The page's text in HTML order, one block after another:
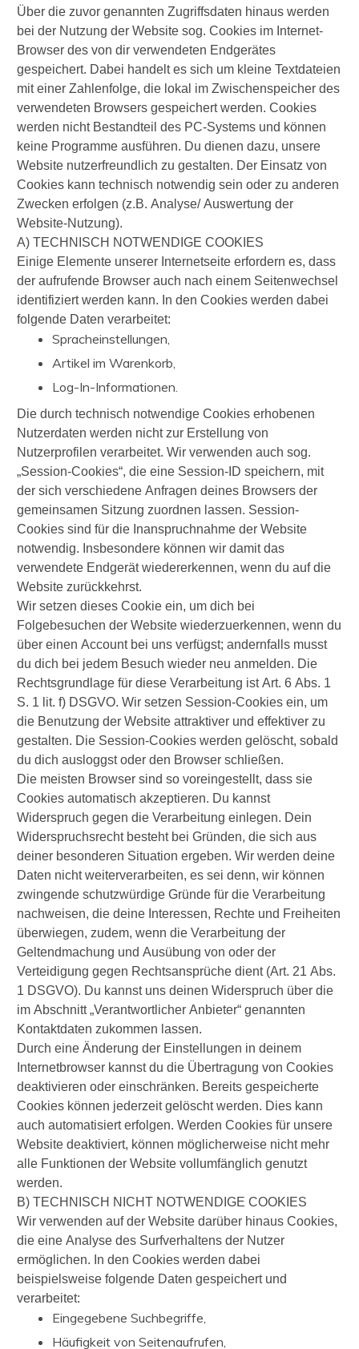
Über die zuvor genannten Zugriffsdaten hinaus werden
bei der Nutzung der Website sog. Cookies im Internet-
Browser des von dir verwendeten Endgerätes
gespeichert. Dabei handelt es sich um kleine Textdateien
mit einer Zahlenfolge, die lokal im Zwischenspeicher des
verwendeten Browsers gespeichert werden. Cookies
werden nicht Bestandteil des PC-Systems und können
keine Programme ausführen. Du dienen dazu, unsere
Website nutzerfreundlich zu gestalten. Der Einsatz von
Cookies kann technisch notwendig sein oder zu anderen
Zwecken erfolgen (z.B. Analyse/ Auswertung der
Website-Nutzung).
A) TECHNISCH NOTWENDIGE COOKIES
Einige Elemente unserer Internetseite erfordern es, dass
der aufrufende Browser auch nach einem Seitenwechsel
identifiziert werden kann. In den Cookies werden dabei
folgende Daten verarbeitet:
Spracheinstellungen,
Artikel im Warenkorb,
Log-In-Informationen.
Die durch technisch notwendige Cookies erhobenen
Nutzerdaten werden nicht zur Erstellung von
Nutzerprofilen verarbeitet. Wir verwenden auch sog.
„Session-Cookies“, die eine Session-ID speichern, mit
der sich verschiedene Anfragen deines Browsers der
gemeinsamen Sitzung zuordnen lassen. Session-
Cookies sind für die Inanspruchnahme der Website
notwendig. Insbesondere können wir damit das
verwendete Endgerät wiedererkennen, wenn du auf die
Website zurückkehrst.
Wir setzen dieses Cookie ein, um dich bei
Folgebesuchen der Website wiederzuerkennen, wenn du
über einen Account bei uns verfügst; andernfalls musst
du dich bei jedem Besuch wieder neu anmelden. Die
Rechtsgrundlage für diese Verarbeitung ist Art. 6 Abs. 1
S. 1 lit. f) DSGVO. Wir setzen Session-Cookies ein, um
die Benutzung der Website attraktiver und effektiver zu
gestalten. Die Session-Cookies werden gelöscht, sobald
du dich ausloggst oder den Browser schließen.
Die meisten Browser sind so voreingestellt, dass sie
Cookies automatisch akzeptieren. Du kannst
Widerspruch gegen die Verarbeitung einlegen. Dein
Widerspruchsrecht besteht bei Gründen, die sich aus
deiner besonderen Situation ergeben. Wir werden deine
Daten nicht weiterverarbeiten, es sei denn, wir können
zwingende schutzwürdige Gründe für die Verarbeitung
nachweisen, die deine Interessen, Rechte und Freiheiten
überwiegen, zudem, wenn die Verarbeitung der
Geltendmachung und Ausübung von oder der
Verteidigung gegen Rechtsansprüche dient (Art. 21 Abs.
1 DSGVO). Du kannst uns deinen Widerspruch über die
im Abschnitt „Verantwortlicher Anbieter“ genannten
Kontaktdaten zukommen lassen.
Durch eine Änderung der Einstellungen in deinem
Internetbrowser kannst du die Übertragung von Cookies
deaktivieren oder einschränken. Bereits gespeicherte
Cookies können jederzeit gelöscht werden. Dies kann
auch automatisiert erfolgen. Werden Cookies für unsere
Website deaktiviert, können möglicherweise nicht mehr
alle Funktionen der Website vollumfänglich genutzt
werden.
B) TECHNISCH NICHT NOTWENDIGE COOKIES
Wir verwenden auf der Website darüber hinaus Cookies,
die eine Analyse des Surfverhaltens der Nutzer
ermöglichen. In den Cookies werden dabei
beispielsweise folgende Daten gespeichert und
verarbeitet:
Eingegebene Suchbegriffe,
Häufigkeit von Seitenaufrufen,